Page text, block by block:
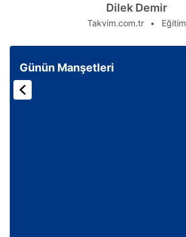
Dilek Demir
Takvim.com.tr Eğitim
Günün Manşetleri